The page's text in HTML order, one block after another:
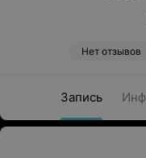
Нет отзывов
Запись